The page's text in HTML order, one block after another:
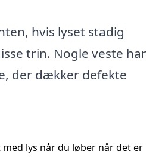
hvis lyset stadig
trin. Nogle veste har
der dækker defekte
lys når du løber når det er